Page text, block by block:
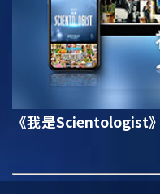
《我是Scientologist》